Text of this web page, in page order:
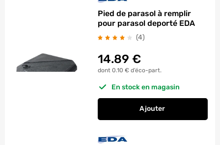
Pied de parasol à remplir
pour parasol deporté EDA
(4)
14.89 €
dont 0.10 € d’éco-part.
En stock en magasin
Ajouter